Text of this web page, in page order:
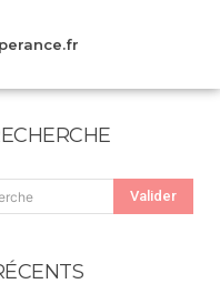
Valider